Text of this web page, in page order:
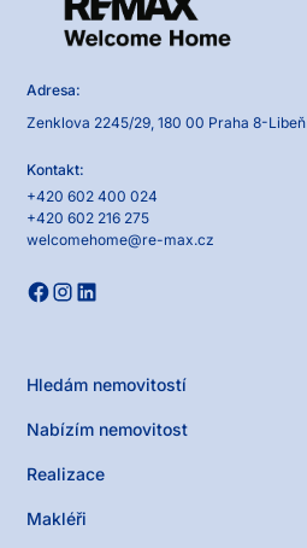
Adresa:
Zenklova 2245/29, 180 00 Praha 8-Libeň
Kontakt:
+420 602 400 024
+420 602 216 275
welcomehome@re-max.cz
Hledám nemovitostí
Nabízím nemovitost
Realizace
Makléři